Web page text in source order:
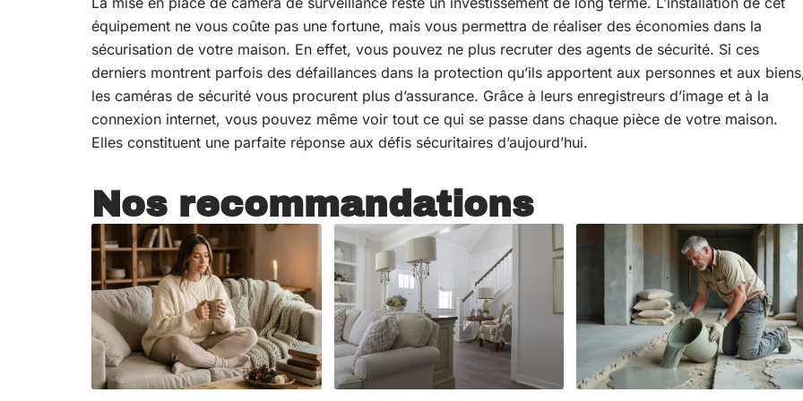
équipement ne vous coûte pas une fortune, mais vous permettra de réaliser des économies dans la
sécurisation de votre maison. En effet, vous pouvez ne plus recruter des agents de sécurité. Si ces
derniers montrent parfois des défaillances dans la protection qu’ils apportent aux personnes et aux
les caméras de sécurité vous procurent plus d’assurance. Grâce à leurs enregistreurs d’image et à la
connexion internet, vous pouvez même voir tout ce qui se passe dans chaque pièce de votre maison.
Elles constituent une parfaite réponse aux défis sécuritaires d’aujourd’hui.
Nos recommandations